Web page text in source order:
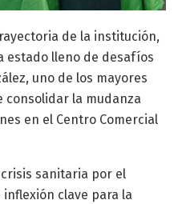
de la institución,
estado lleno de desafíos
uno de los mayores
consolidar la mudanza
en el Centro Comercial
sanitaria por el
inflexión clave para la